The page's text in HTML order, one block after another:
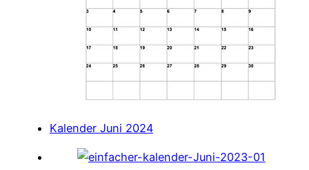
Kalender Juni 2024